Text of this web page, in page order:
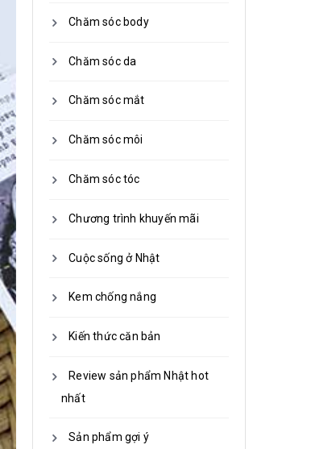
Chăm sóc body
Chăm sóc da
Chăm sóc mắt
Chăm sóc môi
Chăm sóc tóc
Chương trình khuyến mãi
Cuộc sống ở Nhật
Kem chống nắng
Kiến thức căn bản
Review sản phẩm Nhật hot
nhất
Sản phẩm gợi ý